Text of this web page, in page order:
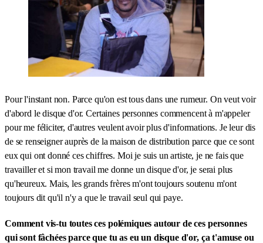
Pour l'instant non. Parce qu'on est tous dans une rumeur. On veut voir
d'abord le disque d'or. Certaines personnes commencent à m'appeler
pour me féliciter, d'autres veulent avoir plus d'informations. Je leur dis
de se renseigner auprès de la maison de distribution parce que ce sont
eux qui ont donné ces chiffres. Moi je suis un artiste, je ne fais que
travailler et si mon travail me donne un disque d'or, je serai plus
qu'heureux. Mais, les grands frères m'ont toujours soutenu m'ont
toujours dit qu'il n'y a que le travail seul qui paye.
Comment vis-tu toutes ces polémiques autour de ces personnes
qui sont fâchées parce que tu as eu un disque d'or, ça t'amuse ou